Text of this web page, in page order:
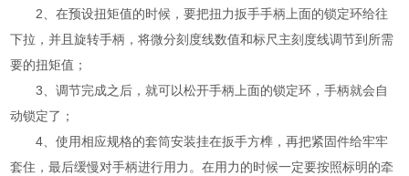
2、在预设扭矩值的时候，要把扭力扳手手柄上面的锁定环给往
下拉，并且旋转手柄，将微分刻度线数值和标尺主刻度线调节到所需
要的扭矩值；
3、调节完成之后，就可以松开手柄上面的锁定环，手柄就会自
动锁定了；
4、使用相应规格的套筒安装挂在扳手方榫，再把紧固件给牢牢
套住，最后缓慢对手柄进行用力。在用力的时候一定要按照标明的牵